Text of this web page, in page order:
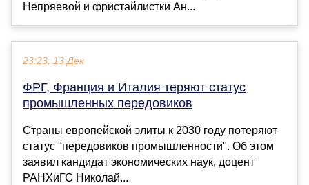
Непряевой и фристайлистки Ан...
23:23, 13 Дек
ФРГ, Франция и Италия теряют статус
промышленных передовиков
Страны европейской элиты к 2030 году потеряют
статус "передовиков промышленности". Об этом
заявил кандидат экономических наук, доцент
РАНХиГС Николай...